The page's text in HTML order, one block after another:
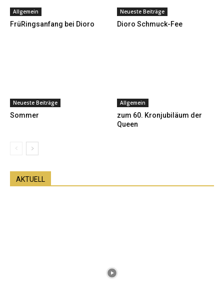
Allgemein
FrüRingsanfang bei Dioro
Neueste Beiträge
Dioro Schmuck-Fee
Neueste Beiträge
Sommer
Allgemein
zum 60. Kronjubiläum der
Queen
AKTUELL